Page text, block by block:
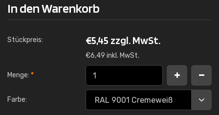
In den Warenkorb
Stückpreis: €5,45 zzgl. MwSt.
€6,49 inkl. MwSt.
Menge: *
Farbe: